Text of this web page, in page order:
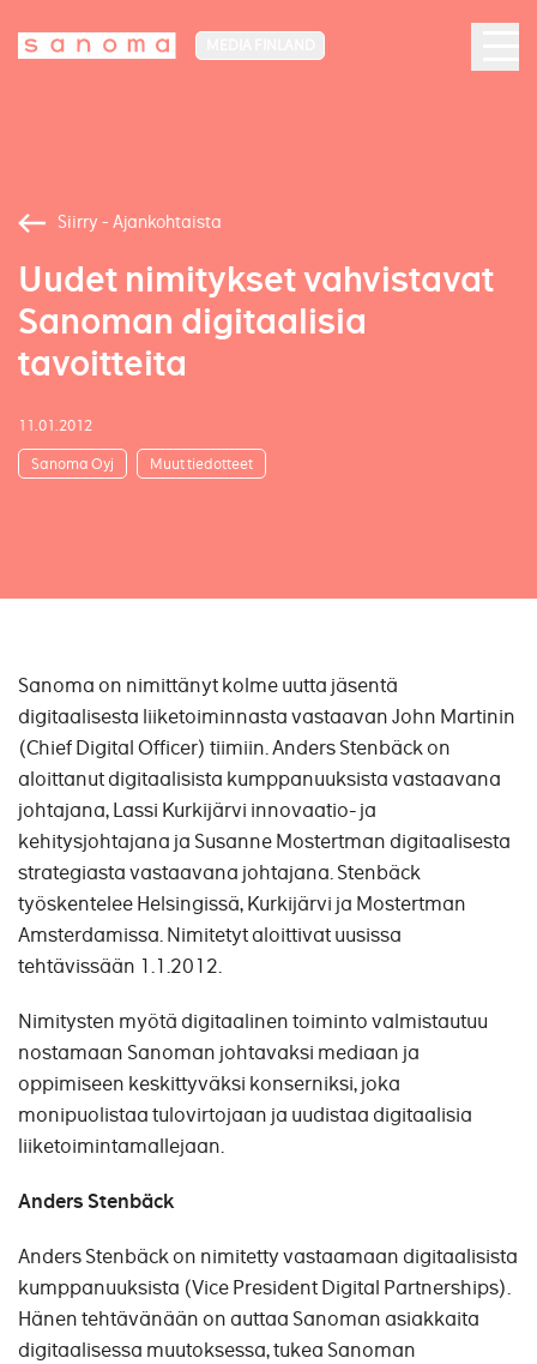
Siirry - Ajankohtaista
Uudet nimitykset vahvistavat
Sanoman digitaalisia
tavoitteita
11.01.2012
Sanoma Oyj Muut tiedotteet
Sanoma on nimittänyt kolme uutta jäsentä
digitaalisesta liiketoiminnasta vastaavan John Martinin
(Chief Digital Officer) tiimiin. Anders Stenbäck on
aloittanut digitaalisista kumppanuuksista vastaavana
johtajana, Lassi Kurkijärvi innovaatio- ja
kehitysjohtajana ja Susanne Mostertman digitaalisesta
strategiasta vastaavana johtajana. Stenbäck
työskentelee Helsingissä, Kurkijärvi ja Mostertman
Amsterdamissa. Nimitetyt aloittivat uusissa
tehtävissään 1.1.2012.
Nimitysten myötä digitaalinen toiminto valmistautuu
nostamaan Sanoman johtavaksi mediaan ja
oppimiseen keskittyväksi konserniksi, joka
monipuolistaa tulovirtojaan ja uudistaa digitaalisia
liiketoimintamallejaan.
Anders Stenbäck
Anders Stenbäck on nimitetty vastaamaan digitaalisista
kumppanuuksista (Vice President Digital Partnerships).
Hänen tehtävänään on auttaa Sanoman asiakkaita
digitaalisessa muutoksessa, tukea Sanoman